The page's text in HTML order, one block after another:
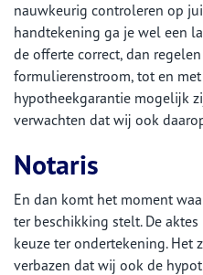
nauwkeurig controleren op
handtekening ga je wel een
de offerte correct, dan
formulierenstroom, tot en
hypotheekgarantie mogelijk
verwachten dat wij ook
Notaris
En dan komt het moment
ter beschikking stelt. De
keuze ter ondertekening. Het
verbazen dat wij ook de